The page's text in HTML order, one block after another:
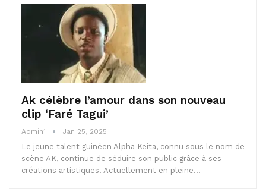
Ak célèbre l’amour dans son nouveau
clip ‘Faré Tagui’
Admin1 Jan 25, 2025
Le jeune talent guinéen Alpha Keita, connu sous le nom de
scène AK, continue de séduire son public grâce à ses
créations artistiques. Actuellement en pleine…